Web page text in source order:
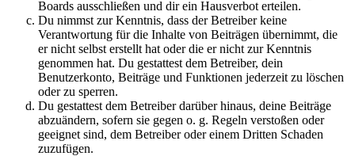
Boards ausschließen und dir ein Hausverbot erteilen.
Du nimmst zur Kenntnis, dass der Betreiber keine
Verantwortung für die Inhalte von Beiträgen übernimmt, die
er nicht selbst erstellt hat oder die er nicht zur Kenntnis
genommen hat. Du gestattest dem Betreiber, dein
Benutzerkonto, Beiträge und Funktionen jederzeit zu löschen
oder zu sperren.
Du gestattest dem Betreiber darüber hinaus, deine Beiträge
abzuändern, sofern sie gegen o. g. Regeln verstoßen oder
geeignet sind, dem Betreiber oder einem Dritten Schaden
zuzufügen.